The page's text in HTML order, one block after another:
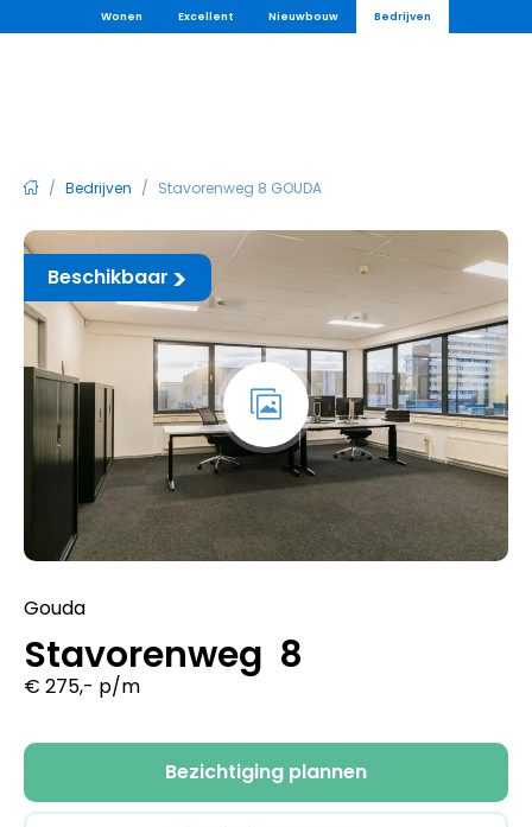
Wonen Excellent Nieuwbouw Bedrijven
/ Bedrijven / Stavorenweg 8 GOUDA
Beschikbaar
Gouda
Stavorenweg 8
€ 275,- p/m
Bezichtiging plannen